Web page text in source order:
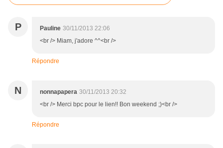
P Pauline 30/11/2013 22:06
<br /> Miam, j'adore ^^<br />
Répondre
N nonnapapera 30/11/2013 20:32
<br /> Merci bpc pour le lien!! Bon weekend ;)<br />
Répondre